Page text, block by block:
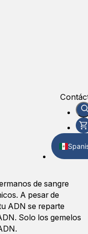
de sangre
A pesar de
ADN se reparte
Solo los gemelos